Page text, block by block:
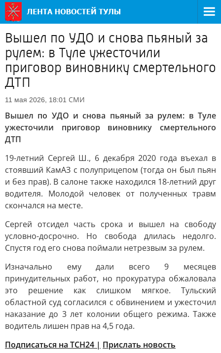
Вышел по УДО и снова пьяный за
рулем: в Туле ужесточили
приговор виновнику смертельного
ДТП
11 мая 2026, 18:01 СМИ
Вышел по УДО и снова пьяный за рулем: в Туле
ужесточили приговор виновнику смертельного
ДТП
19-летний Сергей Ш., 6 декабря 2020 года въехал в
стоявший КамАЗ с полуприцепом (тогда он был пьян
и без прав). В салоне также находился 18-летний друг
водителя. Молодой человек от полученных травм
скончался на месте.
Сергей отсидел часть срока и вышел на свободу
условно-досрочно. Но свобода длилась недолго.
Спустя год его снова поймали нетрезвым за рулем.
Изначально ему дали всего 9 месяцев
принудительных работ, но прокуратура обжаловала
это решение как слишком мягкое. Тульский
областной суд согласился с обвинением и ужесточил
наказание до 3 лет колонии общего режима. Также
водитель лишен прав на 4,5 года.
Подписаться на ТСН24 | Прислать новость